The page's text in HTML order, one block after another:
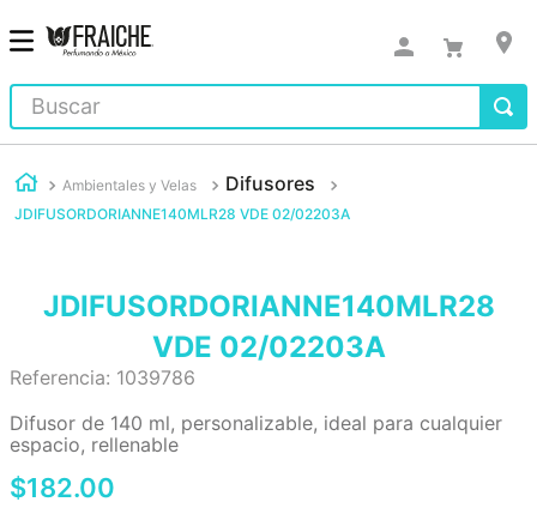
Buscar
Ambientales y Velas Difusores
JDIFUSORDORIANNE140MLR28 VDE 02/02203A
JDIFUSORDORIANNE140MLR28
VDE 02/02203A
Referencia: 1039786
Difusor de 140 ml, personalizable, ideal para cualquier
espacio, rellenable
$182.00